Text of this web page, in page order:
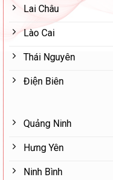
Lai Châu
Lào Cai
Thái Nguyên
Điện Biên
Quảng Ninh
Hưng Yên
Ninh Bình